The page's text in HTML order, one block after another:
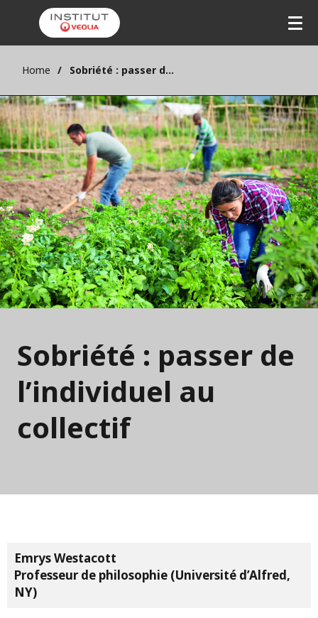
Home Sobriété : passer de l’individuel au collectif
Sobriété : passer de
l’individuel au
collectif
Emrys Westacott
Professeur de philosophie (Université d’Alfred,
NY)